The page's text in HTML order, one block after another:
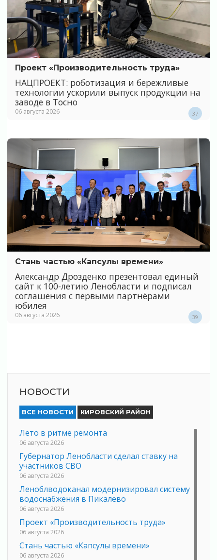
Проект «Производительность труда»
НАЦПРОЕКТ: роботизация и бережливые
технологии ускорили выпуск продукции на
заводе в Тосно
06 августа 2026 37
Стань частью «Капсулы времени»
Александр Дрозденко презентовал единый
сайт к 100-летию Ленобласти и подписал
соглашения с первыми партнёрами
юбилея
06 августа 2026 39
НОВОСТИ
ВСЕ НОВОСТИ КИРОВСКИЙ РАЙОН
Лето в ритме ремонта
06 августа 2026
Губернатор Ленобласти сделал ставку на
участников СВО
06 августа 2026
Леноблводоканал модернизировал систему
водоснабжения в Пикалево
06 августа 2026
Проект «Производительность труда»
06 августа 2026
Стань частью «Капсулы времени»
06 августа 2026